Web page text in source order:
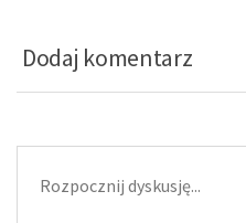
Dodaj komentarz